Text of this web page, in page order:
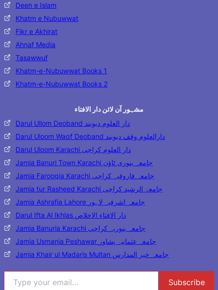
Deen e Islam
Khatm e Nubuwwat
Fikr e Akhirat
Ahnaf Media
Tasawwuf
Khatm-e-Nubuwwat Books 1
Khatm-e-Nubuwwat Books 2
مشہور آن لائن دار الافتاء
Darul Ullom Deoband دار العلوم دیوبند
Darul Uloom Waqf Deoband دارالعلوم وقف دیوبند
Darul Uloom Karachi دار العلوم کراچی
Jamia Banuri Town Karachi جامعہ بنوری ٹاؤن
Jamia Farooqia Karachi جامعہ فاروقیہ کراچی
Jamia tur Rasheed Karachi جامعۃ الرشید کراچی
Jamia Ashrafia Lahore جامعہ اشرفیہ لاہور
Darul Ifta Al Ikhlas دار الافتاء الاخلاص
Jamia Banuria Karachi جامعہ بنوریہ کراچی
Jamia Usmania Peshawar جامعہ عثمانیہ پشاور
Jamia Khair ul Madaris Multan جامعہ خیر المدارس
Type your email…
Subscribe